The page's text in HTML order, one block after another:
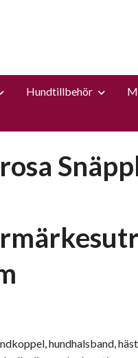
Hundtillbehör
hundhalsband,